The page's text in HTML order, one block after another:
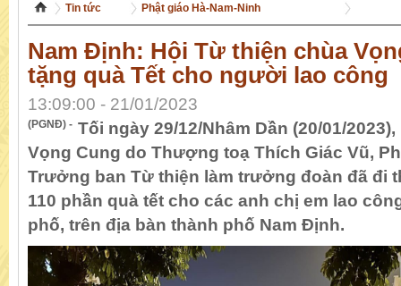
Tin tức Phật giáo Hà-Nam-Ninh
Nam Định: Hội Từ thiện chùa
tặng quà Tết cho người lao công
13:09:00 - 21/01/2023
(PGNĐ) - Tối ngày 29/12/Nhâm Dần (20/01/
Vọng Cung do Thượng toạ Thích Giác Vũ,
Trưởng ban Từ thiện làm trưởng đoàn đã đi
110 phần quà tết cho các anh chị em lao
phố, trên địa bàn thành phố Nam Định.